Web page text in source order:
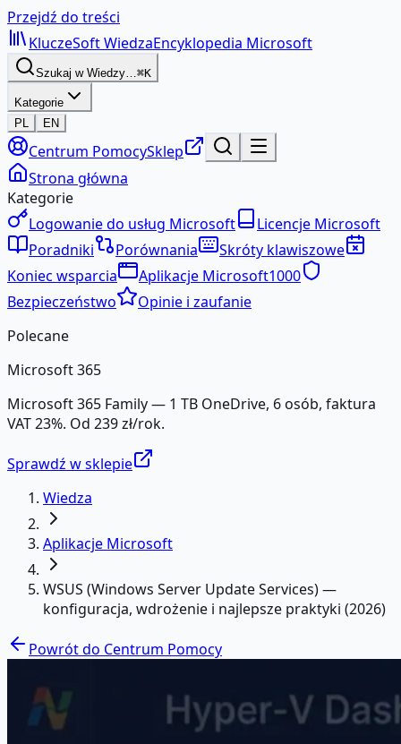
Przejdź do treści
KluczeSoftWiedzaEncyklopedia Microsoft
Szukaj w Wiedzy…⌘K
Kategorie
PL
EN
Centrum PomocySklep
Strona główna
Kategorie
Logowanie do usług Microsoft
Licencje Microsoft
Poradniki
Porównania
Skróty klawiszowe
Koniec wsparcia
Aplikacje Microsoft1000
Bezpieczeństwo
Opinie i zaufanie
Polecane
Microsoft 365
Microsoft 365 Family — 1 TB OneDrive, 6 osób, faktura
VAT 23%. Od 239 zł/rok.
Sprawdź w sklepie
Wiedza
Aplikacje Microsoft
WSUS (Windows Server Update Services) —
konfiguracja, wdrożenie i najlepsze praktyki (2026)
Powrót do Centrum Pomocy